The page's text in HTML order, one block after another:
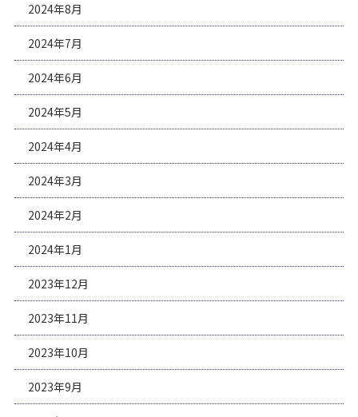
2024年8月
2024年7月
2024年6月
2024年5月
2024年4月
2024年3月
2024年2月
2024年1月
2023年12月
2023年11月
2023年10月
2023年9月